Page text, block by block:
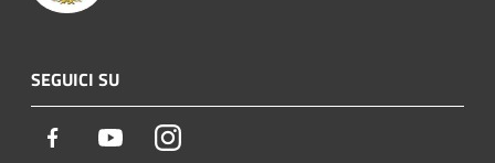
SEGUICI SU
Facebook YoutubeInstagram